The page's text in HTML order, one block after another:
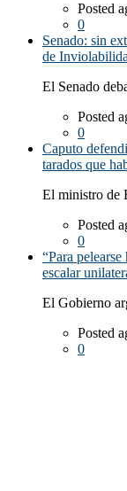
Posted
0
Senado: sin
de
El Senado
Posted
0
Caputo
tarados que
El ministro de
Posted
0
“Para
escalar
El Gobierno
Posted
0